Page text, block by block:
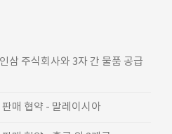
삼 주식회사와 3자 간 물품 공급
매 협약 - 말레이시아